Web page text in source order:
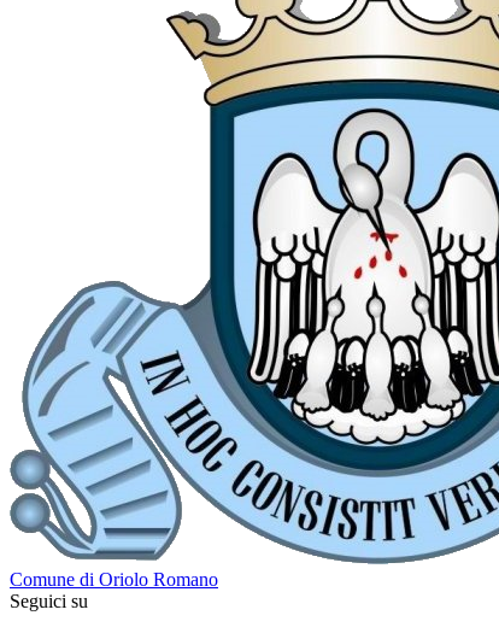
Comune di Oriolo Romano
Seguici su